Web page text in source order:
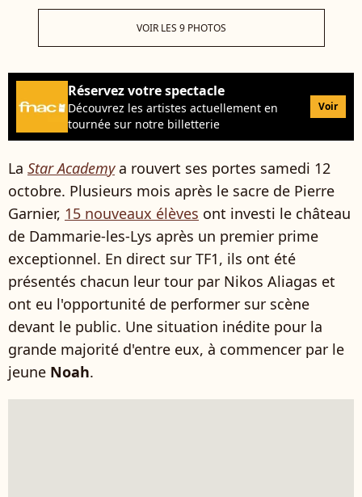
VOIR LES 9 PHOTOS
Réservez votre spectacle
Découvrez les artistes actuellement en
tournée sur notre billetterie
Voir
La Star Academya rouvert ses portes samedi 12
octobre. Plusieurs mois après le sacre de Pierre
Garnier, 15 nouveaux élèves ont investi le château
de Dammarie-les-Lys après un premier prime
exceptionnel. En direct sur TF1, ils ont été
présentés chacun leur tour par Nikos Aliagas et
ont eu l'opportunité de performer sur scène
devant le public. Une situation inédite pour la
grande majorité d'entre eux, à commencer par le
jeune Noah.